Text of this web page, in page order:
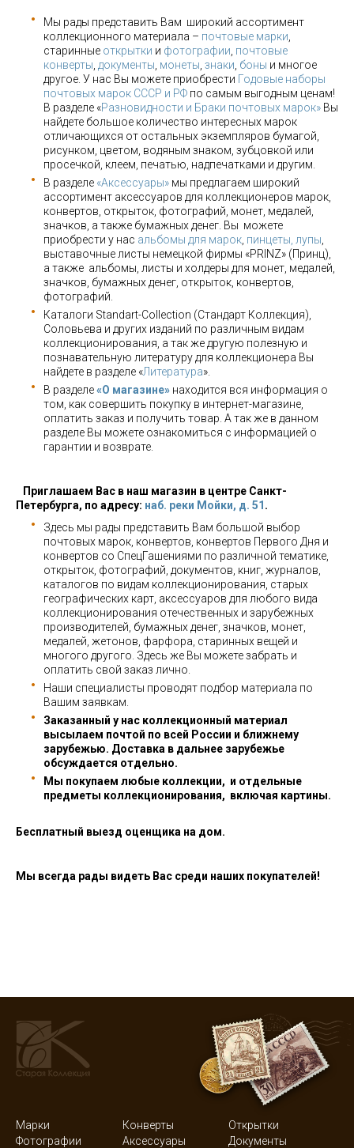
Мы рады представить Вам широкий ассортимент
коллекционного материала – почтовые марки
старинные открытки и фотографии почтовые
конверты документы монеты знаки боны и многое
другое. У нас Вы можете приобрести Годовые наборы
почтовых марок СССР и РФ по самым выгодным ценам!
В разделе «Разновидности и Браки почтовых марок» Вы
найдете большое количество интересных марок
отличающихся от остальных экземпляров бумагой,
рисунком, цветом, водяным знаком, зубцовкой или
просечкой, клеем, печатью, надпечатками и другим.
В разделе «Аксессуары» мы предлагаем широкий
ассортимент аксессуаров для коллекционеров марок,
конвертов, открыток, фотографий, монет, медалей,
значков, а также бумажных денег. Вы можете
приобрести у нас альбомы для марок пинцеты, лупы
выставочные листы немецкой фирмы «PRINZ» (Принц),
а также альбомы, листы и холдеры для монет, медалей,
значков, бумажных денег, открыток, конвертов,
фотографий.
Каталоги Standart-Collection (Стандарт Коллекция),
Соловьева и других изданий по различным видам
коллекционирования, а так же другую полезную и
познавательную литературу для коллекционера Вы
найдете в разделе «Литература».
В разделе«О магазине» находится вся информация о
том, как совершить покупку в интернет-магазине,
оплатить заказ и получить товар. А так же в данном
разделе Вы можете ознакомиться с информацией о
гарантии и возврате.
Приглашаем Вас в наш магазин в центре Санкт-
Петербурга, по адресу: наб. реки Мойки, д. 51 .
Здесь мы рады представить Вам большой выбор
почтовых марок, конвертов, конвертов Первого Дня и
конвертов со СпецГашениями по различной тематике,
открыток, фотографий, документов, книг, журналов,
каталогов по видам коллекционирования, старых
географических карт, аксессуаров для любого вида
коллекционирования отечественных и зарубежных
производителей, бумажных денег, значков, монет,
медалей, жетонов, фарфора, старинных вещей и
многого другого. Здесь же Вы можете забрать и
оплатить свой заказ лично.
Наши специалисты проводят подбор материала по
Вашим заявкам.
Заказанный у нас коллекционный материал
высылаем почтой по всей России и ближнему
зарубежью. Доставка в дальнее зарубежье
обсуждается отдельно.
Мы покупаем любые коллекции, и отдельные
предметы коллекционирования, включая картины.
Бесплатный выезд оценщика на дом.
Мы всегда рады видеть Вас среди наших покупателей!
Марки Конверты
Открытки
Фотографии
Аксессуары Документы